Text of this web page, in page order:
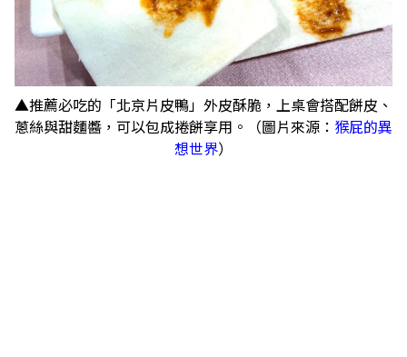
▲推薦必吃的「北京片皮鴨」外皮酥脆，上桌會搭配餅皮、
蔥絲與甜麵醬，可以包成捲餅享用。（圖片來源： 猴屁的異
想世界）